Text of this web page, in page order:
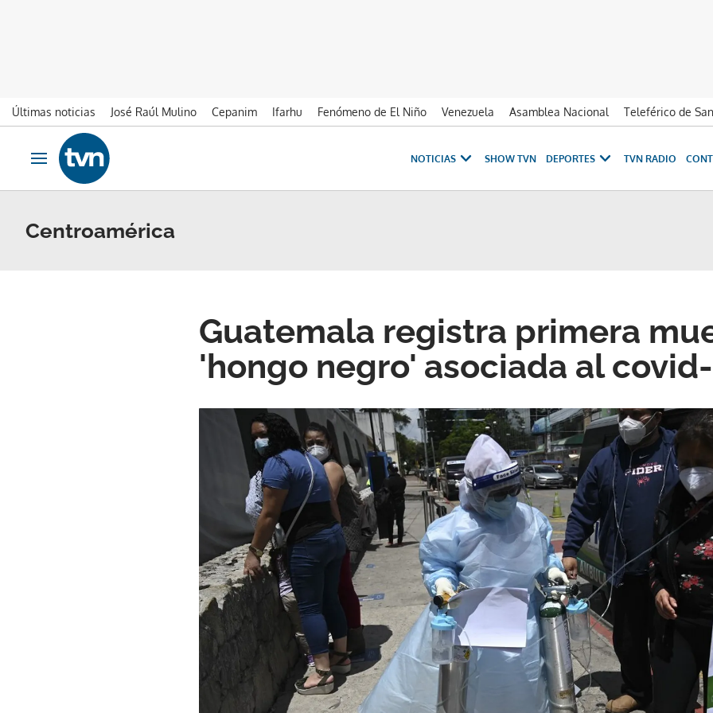
Últimas noticias José Raúl Mulino Cepanim Ifarhu Fenómeno de El Niño Venezuela Asamblea Nacional
Teleférico de
Ir al contenido
Obrir navegació
NOTICIAS SHOW TVN DEPORTES TVN RADIO
Centroamérica
Guatemala registra primera
'hongo negro' asociada al